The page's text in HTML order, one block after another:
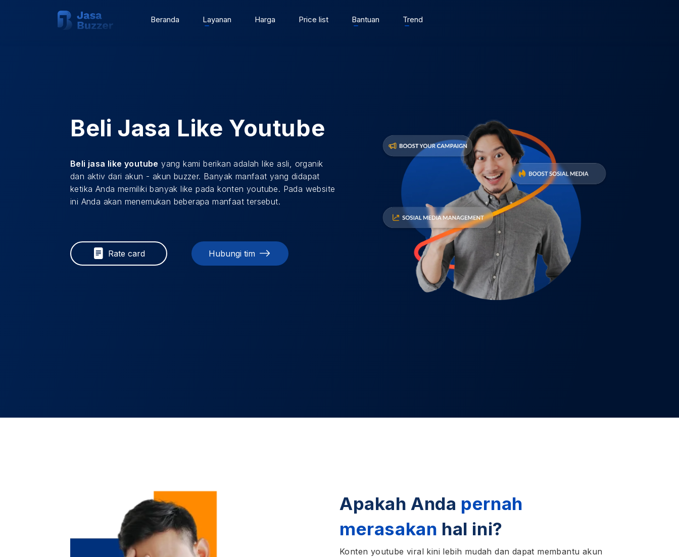
Beranda Layanan Harga Price list Bantuan Trend
Beli Jasa Like Youtube
Beli jasa like youtube yang kami berikan adalah like asli, organik
dan aktiv dari akun - akun buzzer. Banyak manfaat yang didapat
ketika Anda memiliki banyak like pada konten youtube. Pada website
ini Anda akan menemukan beberapa manfaat tersebut.
Rate card Hubungi tim
Apakah Anda pernah
merasakan hal ini?
Konten youtube viral kini lebih mudah dan dapat membantu akun